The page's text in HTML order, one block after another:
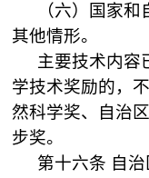
（六）国家
其他情形。
主要技术内容
学技术奖励的，
然科学奖、自治
步奖。
第十六条 自